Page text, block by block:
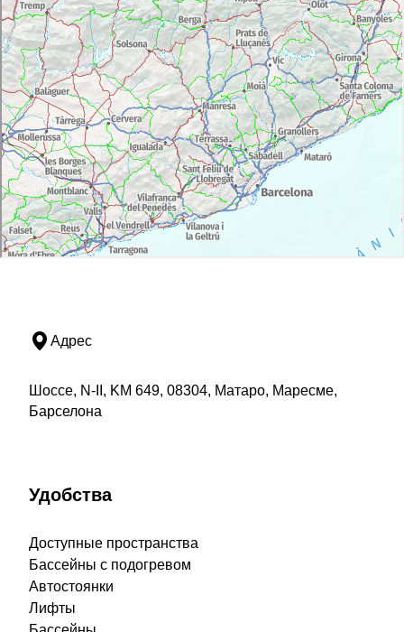
Адрес
Шоссе, N-II, KM 649, 08304, Матаро, Маресме,
Барселона
Удобства
Доступные пространства
Бассейны с подогревом
Автостоянки
Лифты